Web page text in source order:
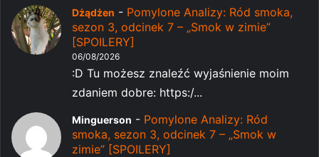
Dżądżen - Pomylone Analizy: Ród smoka,
sezon 3, odcinek 7 – „Smok w zimie”
[SPOILERY]
06/08/2026
:D Tu możesz znaleźć wyjaśnienie moim
zdaniem dobre: https:/...
Minguerson - Pomylone Analizy: Ród
smoka, sezon 3, odcinek 7 – „Smok w
zimie” [SPOILERY]